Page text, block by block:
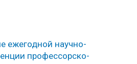
ежегодной научно-
профессорско-